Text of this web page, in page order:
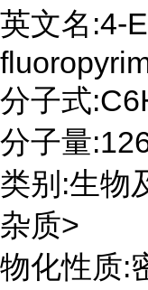
英文名:4-
分子式
分子量
类别:生物
杂质>
物化性质: